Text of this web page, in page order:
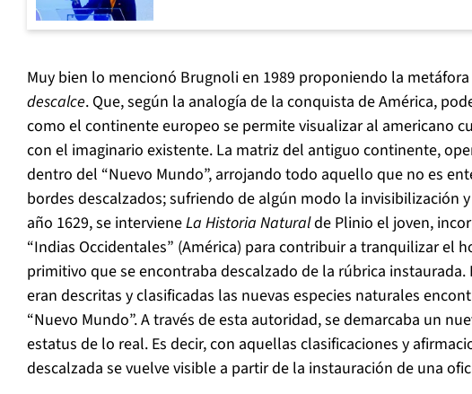
Muy bien lo mencionó Brugnoli en 1989 proponiendo la
descalce. Que, según la analogía de la conquista de América,
como el continente europeo se permite visualizar al americano
con el imaginario existente. La matriz del antiguo continente,
dentro del “Nuevo Mundo”, arrojando todo aquello que no es
bordes descalzados; sufriendo de algún modo la invisibilización
año 1629, se intervieneLa Historia Naturalde Plinio el joven,
“Indias Occidentales” (América) para contribuir a tranquilizar el
primitivo que se encontraba descalzado de la rúbrica instaurada.
eran descritas y clasificadas las nuevas especies naturales
“Nuevo Mundo”. A través de esta autoridad, se demarcaba un
estatus de lo real. Es decir, con aquellas clasificaciones y
descalzada se vuelve visible a partir de la instauración de una